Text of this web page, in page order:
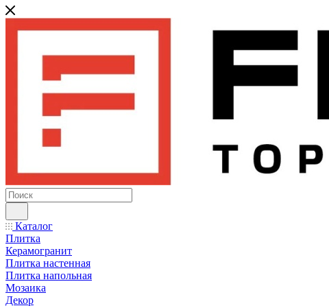
Каталог
Плитка
Керамогранит
Плитка настенная
Плитка напольная
Мозаика
Декор